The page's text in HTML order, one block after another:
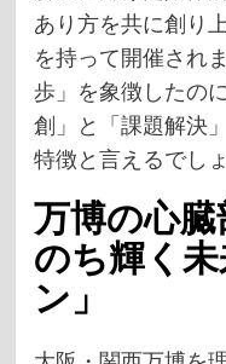
あり方を共に創り
を持って開催され
歩」を象徴したの
創」と「課題解決
特徴と言えるでしょ
万博の心
のち輝く
ン」